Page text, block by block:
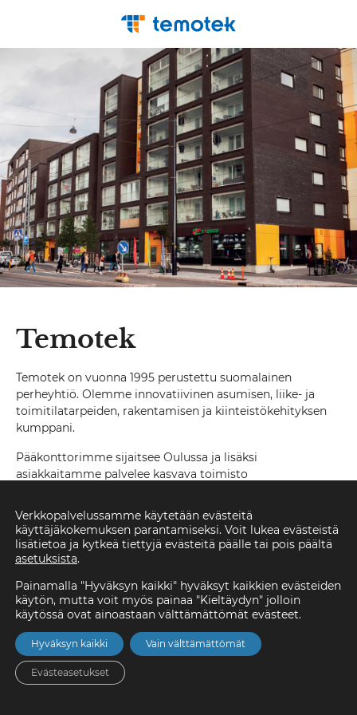
Temotek
Temotek on vuonna 1995 perustettu suomalainen
perheyhtiö. Olemme innovatiivinen asumisen, liike- ja
toimitilatarpeiden, rakentamisen ja kiinteistökehityksen
kumppani.
Pääkonttorimme sijaitsee Oulussa ja lisäksi
asiakkaitamme palvelee kasvava toimisto
osaavaa ammattilaista. Rakennamme Helsingin ja
Rovaniemen välillä ja olemme toteuttaneet kohteita niin
suurimmissa kaupungeissa kuin pienemmissä
kunnissakin.
Palveluitamme ovat:
Asuntorakentaminen
Rakentamispalvelut sisältäen: liike- ja toimitilat,
teollisuusrakentaminen, hyvinvointi- ja
hoivarakentaminen (mm. liikuntapaikat, päiväkodit,
Verkkopalvelussamme käytetään evästeitä
käyttäjäkokemuksen parantamiseksi. Voit lukea evästeistä
lisätietoa ja kytkeä tiettyjä evästeitä päälle tai pois päältä
asetuksista.
Painamalla "Hyväksyn kaikki" hyväksyt kaikkien evästeiden
käytön, mutta voit myös painaa "Kieltäydyn" jolloin
käytössä ovat ainoastaan välttämättömät evästeet.
Hyväksyn kaikki Vain välttämättömät
Evästeasetukset